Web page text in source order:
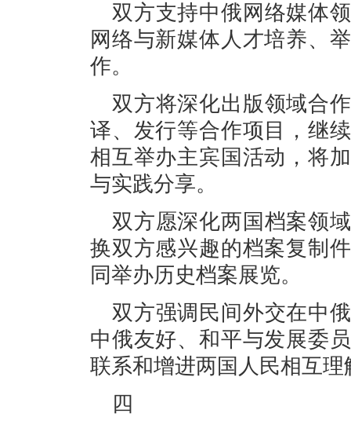
双方支持中俄网络媒体
网络与新媒体人才培养、
作。
双方将深化出版领域合
译、发行等合作项目，继
相互举办主宾国活动，将
与实践分享。
双方愿深化两国档案领
换双方感兴趣的档案复制
同举办历史档案展览。
双方强调民间外交在中
中俄友好、和平与发展委
联系和增进两国人民相互
四